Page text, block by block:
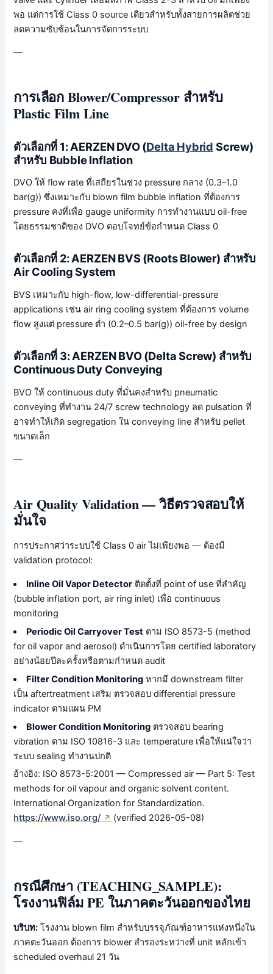
พอ แต่การใช้ Class 0 source เดียวสำหรับทั้งสายการผลิตช่วย
ลดความซับซ้อนในการจัดการระบบ
—
การเลือก Blower/Compressor สำหรับ
Plastic Film Line
ตัวเลือกที่ 1: AERZEN DVO (Delta Hybrid Screw)
สำหรับ Bubble Inflation
DVO ให้ flow rate ที่เสถียรในช่วง pressure กลาง (0.3–1.0
bar(g)) ซึ่งเหมาะกับ blown film bubble inflation ที่ต้องการ
pressure คงที่เพื่อ gauge uniformity การทำงานแบบ oil-free
โดยธรรมชาติของ DVO ตอบโจทย์ข้อกำหนด Class 0
ตัวเลือกที่ 2: AERZEN BVS (Roots Blower) สำหรับ
Air Cooling System
BVS เหมาะกับ high-flow, low-differential-pressure
applications เช่น air ring cooling system ที่ต้องการ volume
flow สูงแต่ pressure ต่ำ (0.2–0.5 bar(g)) oil-free by design
ตัวเลือกที่ 3: AERZEN BVO (Delta Screw) สำหรับ
Continuous Duty Conveying
BVO ให้ continuous duty ที่มั่นคงสำหรับ pneumatic
conveying ที่ทำงาน 24/7 screw technology ลด pulsation ที่
อาจทำให้เกิด segregation ใน conveying line สำหรับ pellet
ขนาดเล็ก
—
Air Quality Validation — วิธีตรวจสอบให้
มั่นใจ
การประกาศว่าระบบใช้ Class 0 air ไม่เพียงพอ — ต้องมี
validation protocol:
Inline Oil Vapor Detector ติดตั้งที่ point of use ที่สำคัญ
(bubble inflation port, air ring inlet) เพื่อ continuous
monitoring
Periodic Oil Carryover Test ตาม ISO 8573-5 (method
for oil vapor and aerosol) ดำเนินการโดย certified laboratory
อย่างน้อยปีละครั้งหรือตามกำหนด audit
Filter Condition Monitoring หากมี downstream filter
เป็น aftertreatment เสริม ตรวจสอบ differential pressure
indicator ตามแผน PM
Blower Condition Monitoring ตรวจสอบ bearing
vibration ตาม ISO 10816-3 และ temperature เพื่อให้แน่ใจว่า
ระบบ sealing ทำงานปกติ
อ้างอิง: ISO 8573-5:2001 — Compressed air — Part 5: Test
methods for oil vapour and organic solvent content.
International Organization for Standardization.
https://www.iso.org/
(verified 2026-05-08)
—
กรณีศึกษา (TEACHING_SAMPLE):
โรงงานฟิล์ม PE ในภาคตะวันออกของไทย
บริบท: โรงงาน blown film สำหรับบรรจุภัณฑ์อาหารแห่งหนึ่งใน
ภาคตะวันออก ต้องการ blower สำรองระหว่างที่ unit หลักเข้า
scheduled overhaul 21 วัน